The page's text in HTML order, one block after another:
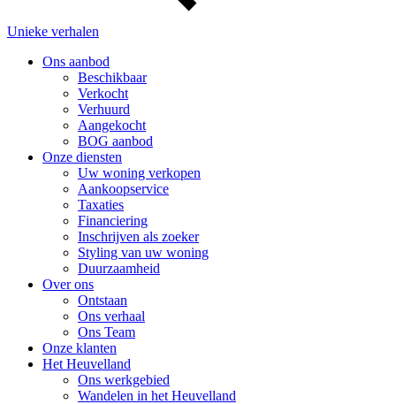
Unieke verhalen
Ons aanbod
Beschikbaar
Verkocht
Verhuurd
Aangekocht
BOG aanbod
Onze diensten
Uw woning verkopen
Aankoopservice
Taxaties
Financiering
Inschrijven als zoeker
Styling van uw woning
Duurzaamheid
Over ons
Ontstaan
Ons verhaal
Ons Team
Onze klanten
Het Heuvelland
Ons werkgebied
Wandelen in het Heuvelland